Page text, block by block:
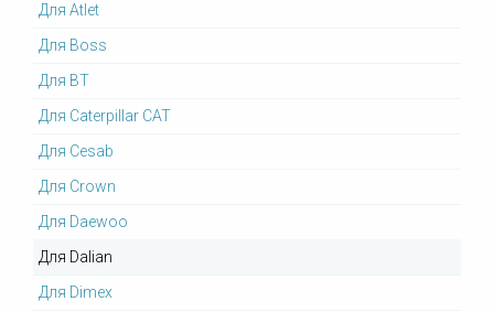
Для Atlet
Для Boss
Для BT
Для Caterpillar CAT
Для Cesab
Для Crown
Для Daewoo
Для Dalian
Для Dimex